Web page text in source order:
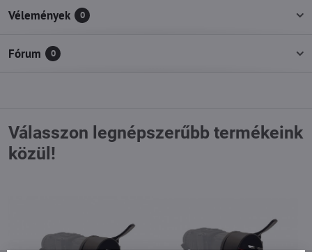
Vélemények 0
Fórum 0
Válasszon legnépszerűbb termékeink
közül!